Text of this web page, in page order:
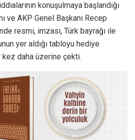
konuşulmaya başlandığı
ve AKP Genel Başkanı Recep
resmi, imzası, Türk bayrağı ile
yer aldığı tabloyu hediye
daha üzerine çekti.